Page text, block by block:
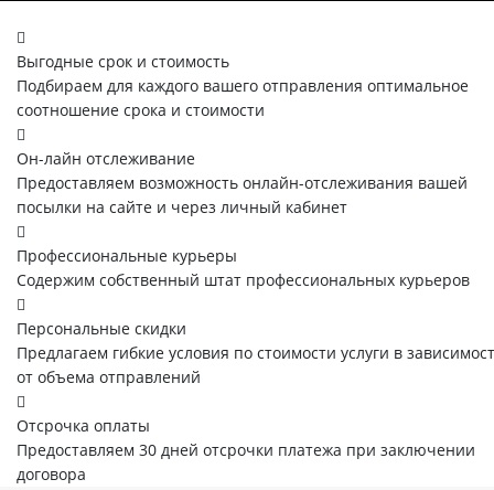
Выгодные срок и стоимость
Подбираем для каждого вашего отправления оптимальное
соотношение срока и стоимости
Он-лайн отслеживание
Предоставляем возможность онлайн-отслеживания вашей
посылки на сайте и через личный кабинет
Профессиональные курьеры
Содержим собственный штат профессиональных курьеров
Персональные скидки
Предлагаем гибкие условия по стоимости услуги в
от объема отправлений
Отсрочка оплаты
Предоставляем 30 дней отсрочки платежа при заключении
договора